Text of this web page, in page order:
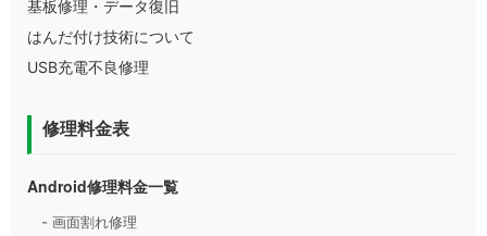
基板修理・データ復旧
はんだ付け技術について
USB充電不良修理
修理料金表
Android修理料金一覧
- 画面割れ修理